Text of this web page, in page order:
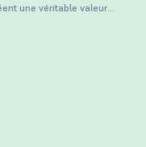
une véritable valeur